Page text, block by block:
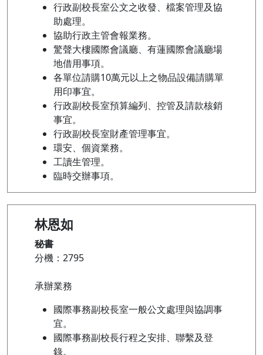
行政副校長室公文之收發、檔案管理及協
助處理。
協助行政主管會報業務。
驚聲大樓國際會議廳、有蓮國際會議廳場
地借用事項。
各單位請購10萬元以上之物品設備請購單
用印事宜。
行政副校長室預算編列、控管及請款核銷
事宜。
行政副校長室財產管理事宜。
環安、個資業務。
工讀生管理。
臨時交辦事項。
林恩如
秘書
分機：2795
承辦業務
國際事務副校長室一般公文處理與協調事
宜。
國際事務副校長行程之安排、聯繫及登
錄。